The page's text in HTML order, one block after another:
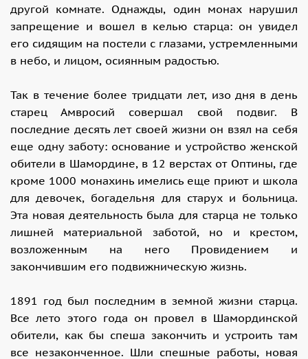
другой комнате. Однажды, один монах нарушил
запрещение и вошел в келью старца: он увидел
его сидящим на постели с глазами, устремленными
в небо, и лицом, осиянным радостью.
Так в течение более тридцати лет, изо дня в день
старец Амвросий совершал свой подвиг. В
последние десять лет своей жизни он взял на себя
еще одну заботу: основание и устройство женской
обители в Шамордине, в 12 верстах от Оптины, где
кроме 1000 монахинь имелись еще приют и школа
для девочек, богадельня для старух и больница.
Эта новая деятельность была для старца не только
лишней материальной заботой, но и крестом,
возложенным на него Провидением и
закончившим его подвижническую жизнь.
1891 год был последним в земной жизни старца.
Все лето этого года он провел в Шамординской
обители, как бы спеша закончить и устроить там
все незаконченное. Шли спешные работы, новая